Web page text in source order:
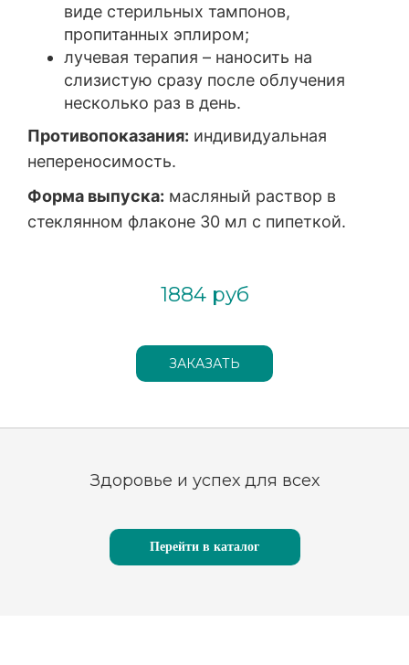
виде стерильных тампонов,
пропитанных эплиром;
лучевая терапия – наносить на
слизистую сразу после облучения
несколько раз в день.
Противопоказания: индивидуальная
непереносимость.
Форма выпуска: масляный раствор в
стеклянном флаконе 30 мл с пипеткой.
1884 руб
Здоровье и успех для всех
Перейти в каталог